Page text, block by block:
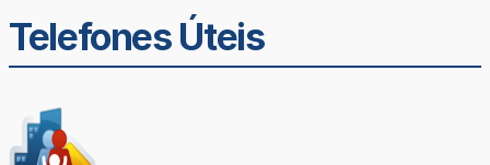
Telefones Úteis